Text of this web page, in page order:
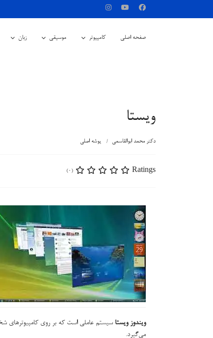
صفحه اصلی کامپیوتر موسیقی زبان
ویستا
دکتر محمد ابوالقاسمی پوشه اصلی
Ratings
(0)
ویندوز ویستا
می‌گیرد.